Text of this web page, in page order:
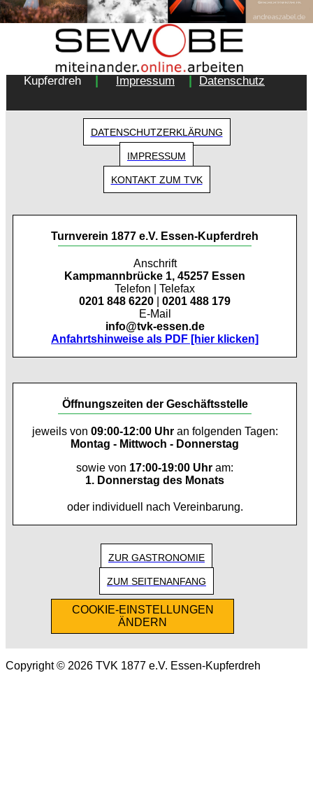
Copyright 2018 - Turnverein 1877 e.V. Essen-
Kupferdreh
| Impressum | Datenschutz
DATENSCHUTZERKLÄRUNG
IMPRESSUM
KONTAKT ZUM TVK
Turnverein 1877 e.V. Essen-Kupferdreh
Anschrift
Kampmannbrücke 1, 45257 Essen
Telefon | Telefax
0201 848 6220
0201 488 179
E-Mail
info@tvk-essen.de
Anfahrtshinweise als PDF [hier klicken]
Öffnungszeiten der Geschäftsstelle
jeweils von 09:00-12:00 Uhran folgenden Tagen:
Montag - Mittwoch - Donnerstag
sowie von 17:00-19:00 Uhr am:
1. Donnerstag des Monats
oder individuell nach Vereinbarung.
ZUR GASTRONOMIE
ZUM SEITENANFANG
COOKIE-EINSTELLUNGEN
ÄNDERN
Copyright © 2026 TVK 1877 e.V. Essen-Kupferdreh